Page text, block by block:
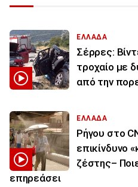
ΕΛΛΑΔΑ
Σέρρες:
τροχαίο με
από την
ΕΛΛΑΔΑ
Ρήγου στο
επικίνδυνο
ζέστης–
επηρεάσει